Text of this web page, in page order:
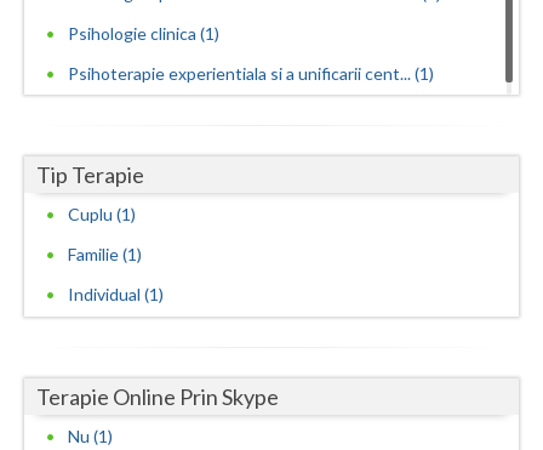
Tulcea
Vaslui
Vrancea
Psihologie clinica (1)
Psihoterapie experientiala si a unificarii cent... (1)
Tip Terapie
Cuplu (1)
Familie (1)
Individual (1)
Terapie Online Prin Skype
Nu (1)